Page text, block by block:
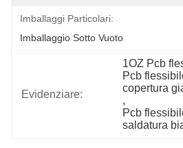
Imballaggi Particolari:
Imballaggio Sotto Vuoto
Evidenziare:
1OZ Pcb
Pcb
copertura
,
Pcb
saldatura